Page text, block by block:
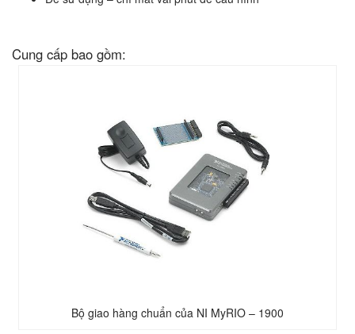
Cung cấp bao gồm:
Bộ giao hàng chuẩn của NI MyRIO – 1900